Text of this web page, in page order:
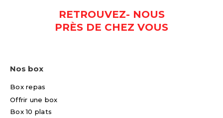
RETROUVEZ- NOUS
PRÈS DE CHEZ VOUS
Nos box
Box repas
Offrir une box
Box 10 plats